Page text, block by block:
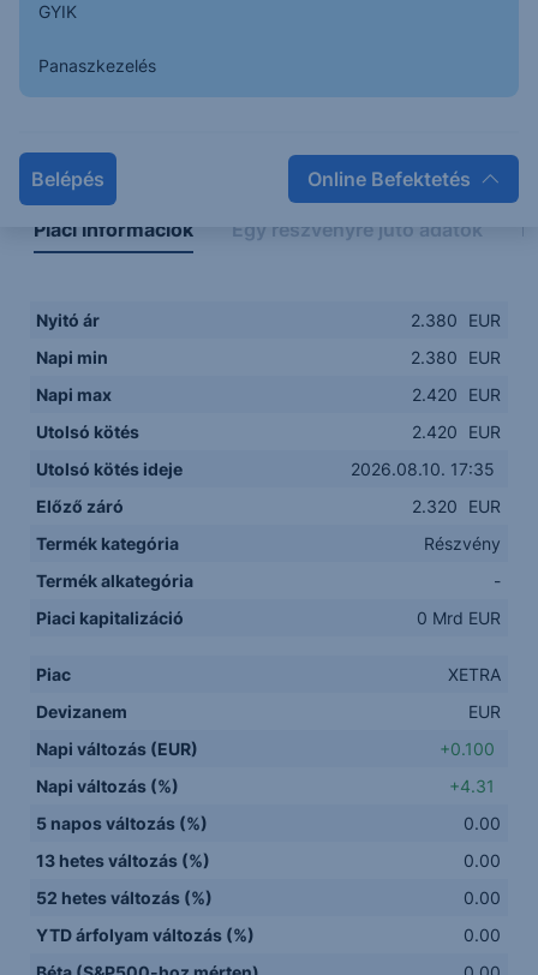
GYIK
Panaszkezelés
Belépés Online Befektetés
Napon belüli Historikus
Piaci információk Egy részvényre jutó adatok
Nyitó ár 2.380
EUR
Napi min
2.380
EUR
Napi max
2.420
EUR
Utolsó kötés
2.420
EUR
Utolsó kötés ideje
2026.08.10. 17:35
Előző záró
2.320
EUR
Termék kategória
Részvény
Termék alkategória
-
Piaci kapitalizáció
0 Mrd EUR
Piac
XETRA
Devizanem
EUR
Napi változás (EUR)
+0.100
Napi változás (%)
+4.31
5 napos változás (%)
0.00
13 hetes változás (%)
0.00
52 hetes változás (%)
0.00
YTD árfolyam változás (%)
0.00